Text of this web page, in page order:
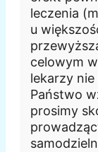
leczenia
u
celowym
lekarzy
Państwo
prosimy